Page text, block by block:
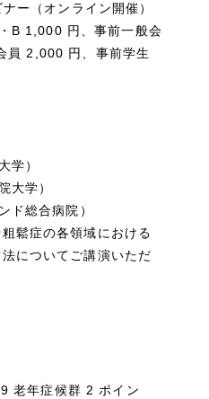
ー（オンライン開催）
B 1,000 円、事前一般会
員 2,000 円、事前学生
学）
大学）
ド総合病院）
鬆症の各領域における
についてご講演いただ
老年症候群 2 ポイン